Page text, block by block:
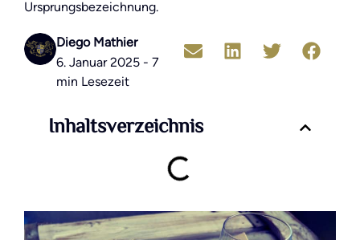
Ursprungsbezeichnung.
Diego Mathier
6. Januar 2025 - 7
min Lesezeit
Inhaltsverzeichnis